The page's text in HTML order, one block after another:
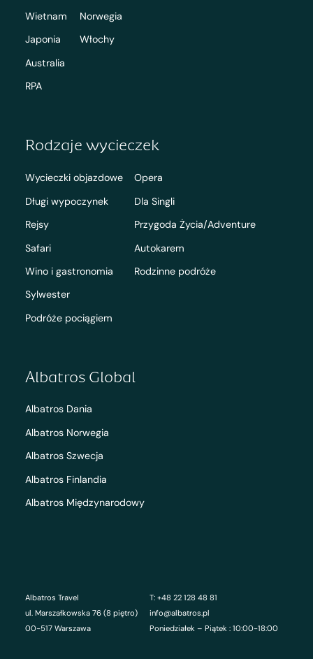
Wietnam
Japonia
Australia
RPA
Norwegia
Włochy
Albatros Travel
ul. Marszałkowska 76 (8 piętro)
00-517 Warszawa
T: +48 22 128 48 81
info@albatros.pl
Poniedziałek – Piątek : 10:00-18:00
Rodzaje wycieczek
Wycieczki objazdowe
Długi wypoczynek
Rejsy
Safari
Wino i gastronomia
Sylwester
Podróże pociągiem
Opera
Dla Singli
Przygoda Życia/Adventure
Autokarem
Rodzinne podróże
Albatros Global
Albatros Dania
Albatros Norwegia
Albatros Szwecja
Albatros Finlandia
Albatros Międzynarodowy